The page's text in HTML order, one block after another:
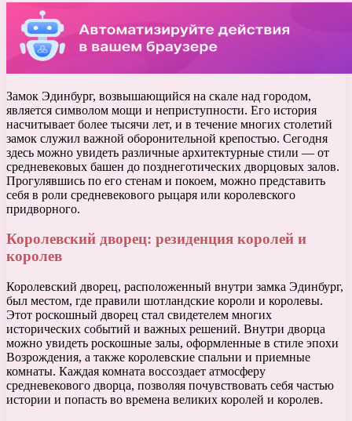
Замок Эдинбург, возвышающийся на скале над городом,
является символом мощи и неприступности. Его история
насчитывает более тысячи лет, и в течение многих столетий
замок служил важной оборонительной крепостью. Сегодня
здесь можно увидеть различные архитектурные стили — от
средневековых башен до позднеготических дворцовых залов.
Прогулявшись по его стенам и покоем, можно представить
себя в роли средневекового рыцаря или королевского
придворного.
Королевский дворец: резиденция королей и
королев
Королевский дворец, расположенный внутри замка Эдинбург,
был местом, где правили шотландские короли и королевы.
Этот роскошный дворец стал свидетелем многих
исторических событий и важных решений. Внутри дворца
можно увидеть роскошные залы, оформленные в стиле эпохи
Возрождения, а также королевские спальни и приемные
комнаты. Каждая комната воссоздает атмосферу
средневекового дворца, позволяя почувствовать себя частью
истории и попасть во времена великих королей и королев.